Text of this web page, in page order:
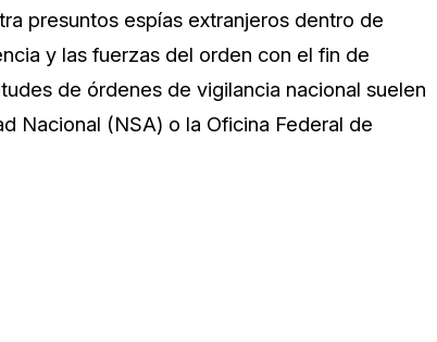
desde una
Transportación
Español
presuntos espías extranjeros dentro de
y las fuerzas del orden con el fin de
de órdenes de vigilancia nacional suelen
Nacional (NSA) o la Oficina Federal de